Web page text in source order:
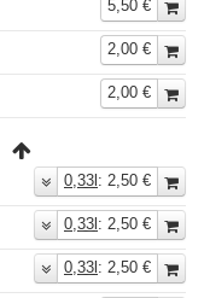
5,50 €
2,00 €
2,00 €
0,33l : 2,50 €
0,33l : 2,50 €
0,33l : 2,50 €